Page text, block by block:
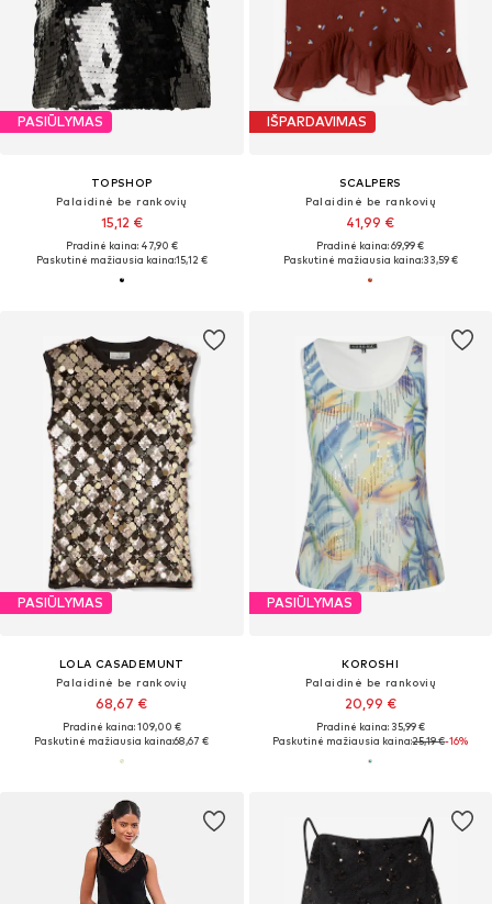
PASIŪLYMAS
TOPSHOP
Palaidinė be rankovių
15,12 €
Pradinė kaina: 47,90 €
Paskutinė mažiausia kaina:15,12 €
IŠPARDAVIMAS
SCALPERS
Palaidinė be rankovių
41,99 €
Pradinė kaina: 69,99 €
Paskutinė mažiausia kaina:33,59 €
PASIŪLYMAS
LOLA CASADEMUNT
Palaidinė be rankovių
68,67 €
Pradinė kaina: 109,00 €
Paskutinė mažiausia kaina:68,67 €
PASIŪLYMAS
KOROSHI
Palaidinė be rankovių
20,99 €
Pradinė kaina: 35,99 €
Paskutinė mažiausia kaina:25,19 €-16%